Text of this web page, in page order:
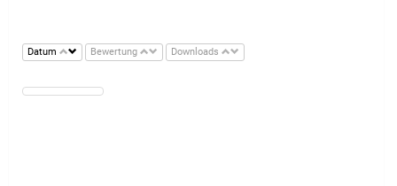
Datum Bewertung Downloads